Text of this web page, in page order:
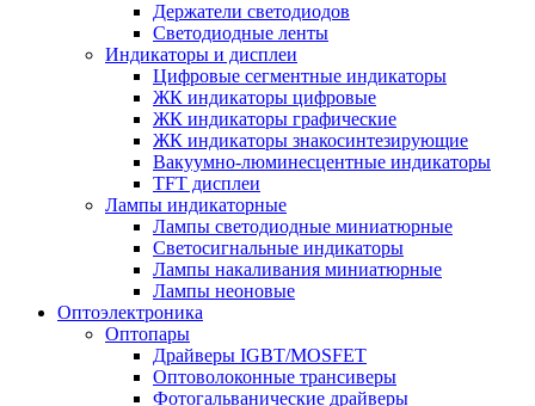
Держатели светодиодов
Светодиодные ленты
Индикаторы и дисплеи
Цифровые сегментные индикаторы
ЖК индикаторы цифровые
ЖК индикаторы графические
ЖК индикаторы знакосинтезирующие
Вакуумно-люминесцентные индикаторы
TFT дисплеи
Лампы индикаторные
Лампы светодиодные миниатюрные
Светосигнальные индикаторы
Лампы накаливания миниатюрные
Лампы неоновые
Оптоэлектроника
Оптопары
Драйверы IGBT/MOSFET
Оптоволоконные трансиверы
Фотогальванические драйверы